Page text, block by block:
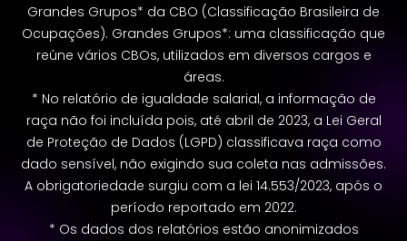
Grandes Grupos* da CBO (Classificação Brasileira de
Ocupações). Grandes Grupos*: uma classificação que
reúne vários CBOs, utilizados em diversos cargos e
áreas.
* No relatório de igualdade salarial, a informação de
raça não foi incluída pois, até abril de 2023, a Lei Geral
de Proteção de Dados (LGPD) classificava raça como
dado sensível, não exigindo sua coleta nas admissões.
A obrigatoriedade surgiu com a lei 14.553/2023, após o
período reportado em 2022.
* Os dados dos relatórios estão anonimizados